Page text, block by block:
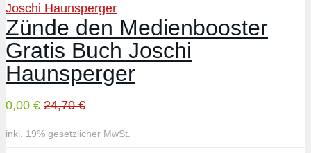
Joschi Haunsperger
Zünde den Medienbooster
Gratis Buch Joschi
Haunsperger
0,00 € 24,70 €
inkl. 19% gesetzlicher MwSt.